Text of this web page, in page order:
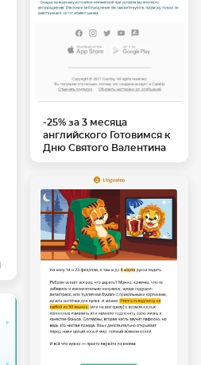
-25% за 3 месяца
английского Готовимся к
Дню Святого Валентина